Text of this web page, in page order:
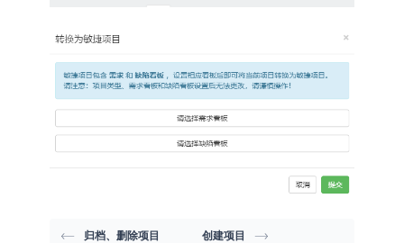
归档、删除项目 创建项目